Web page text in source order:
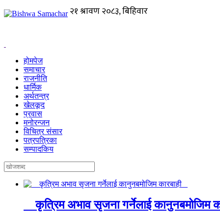
होमपेज
समाचार
राजनीति
धार्मिक
अर्थतन्त्र
खेलकूद
प्रवास
मनोरन्जन
विचित्र संसार
पत्रपत्रिका
सम्पादकिय
कृत्रिम अभाव सृजना गर्नेलाई कानुनबमोजिम